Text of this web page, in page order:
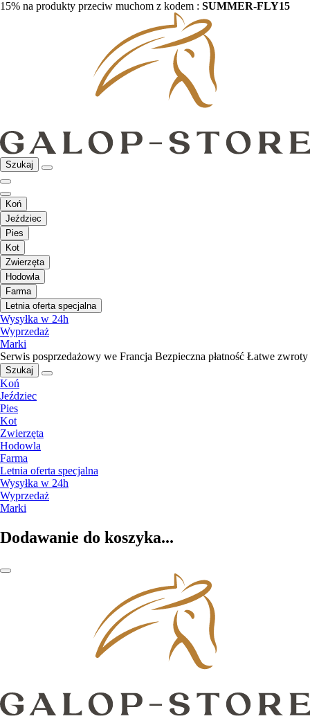
15% na produkty przeciw muchom z kodem : SUMMER-FLY15
Szukaj
Koń
Jeździec
Pies
Kot
Zwierzęta
Hodowla
Farma
Letnia oferta specjalna
Wysyłka w 24h
Wyprzedaż
Marki
Serwis posprzedażowy we Francja Bezpieczna płatność Łatwe zwroty
Szukaj
Koń
Jeździec
Pies
Kot
Zwierzęta
Hodowla
Farma
Letnia oferta specjalna
Wysyłka w 24h
Wyprzedaż
Marki
Dodawanie do koszyka...